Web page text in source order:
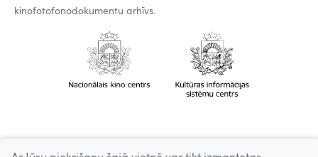
kinofotofonodokumentu arhīvs.